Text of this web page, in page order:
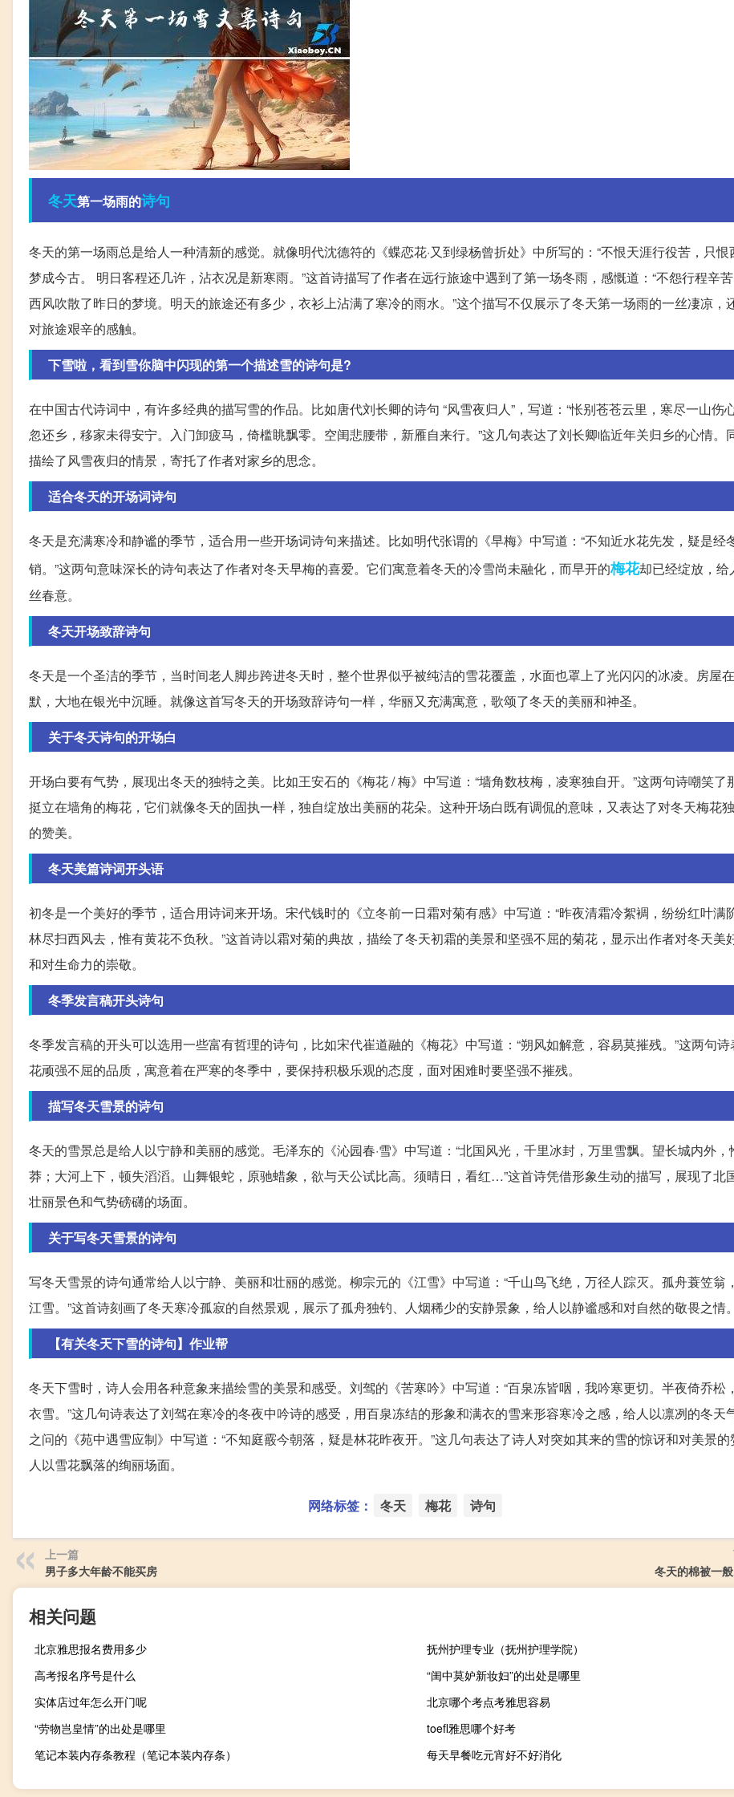
冬天第一场雨的诗句
冬天的第一场雨总是给人一种清新的感觉。就像明代沈德符的《蝶恋花·又到绿杨曾折处》中所写的：“不恨天涯行役苦，只恨
梦成今古。 明日客程还几许，沾衣况是新寒雨。”这首诗描写了作者在远行旅途中遇到了第一场冬雨，感慨道：“不怨行程辛
西风吹散了昨日的梦境。明天的旅途还有多少，衣衫上沾满了寒冷的雨水。”这个描写不仅展示了冬天第一场雨的一丝凄凉，
对旅途艰辛的感触。
下雪啦，看到雪你脑中闪现的第一个描述雪的诗句是?
在中国古代诗词中，有许多经典的描写雪的作品。比如唐代刘长卿的诗句 “风雪夜归人”，写道：“怅别苍苍云里，寒尽一山伤
忽还乡，移家未得安宁。入门卸疲马，倚槛眺飘零。空闺悲腰带，新雁自来行。”这几句表达了刘长卿临近年关归乡的心情。
描绘了风雪夜归的情景，寄托了作者对家乡的思念。
适合冬天的开场词诗句
冬天是充满寒冷和静谧的季节，适合用一些开场词诗句来描述。比如明代张谓的《早梅》中写道：“不知近水花先发，疑是经
销。”这两句意味深长的诗句表达了作者对冬天早梅的喜爱。它们寓意着冬天的冷雪尚未融化，而早开的梅花却已经绽放，给
丝春意。
冬天开场致辞诗句
冬天是一个圣洁的季节，当时间老人脚步跨进冬天时，整个世界似乎被纯洁的雪花覆盖，水面也罩上了光闪闪的冰凌。房屋
默，大地在银光中沉睡。就像这首写冬天的开场致辞诗句一样，华丽又充满寓意，歌颂了冬天的美丽和神圣。
关于冬天诗句的开场白
开场白要有气势，展现出冬天的独特之美。比如王安石的《梅花 / 梅》中写道：“墙角数枝梅，凌寒独自开。”这两句诗嘲笑了
挺立在墙角的梅花，它们就像冬天的固执一样，独自绽放出美丽的花朵。这种开场白既有调侃的意味，又表达了对冬天梅花
的赞美。
冬天美篇诗词开头语
初冬是一个美好的季节，适合用诗词来开场。宋代钱时的《立冬前一日霜对菊有感》中写道：“昨夜清霜冷絮裯，纷纷红叶满
林尽扫西风去，惟有黄花不负秋。”这首诗以霜对菊的典故，描绘了冬天初霜的美景和坚强不屈的菊花，显示出作者对冬天美
和对生命力的崇敬。
冬季发言稿开头诗句
冬季发言稿的开头可以选用一些富有哲理的诗句，比如宋代崔道融的《梅花》中写道：“朔风如解意，容易莫摧残。”这两句
花顽强不屈的品质，寓意着在严寒的冬季中，要保持积极乐观的态度，面对困难时要坚强不摧残。
描写冬天雪景的诗句
冬天的雪景总是给人以宁静和美丽的感觉。毛泽东的《沁园春·雪》中写道：“北国风光，千里冰封，万里雪飘。望长城内外，
莽；大河上下，顿失滔滔。山舞银蛇，原驰蜡象，欲与天公试比高。须晴日，看红…”这首诗凭借形象生动的描写，展现了北
壮丽景色和气势磅礴的场面。
关于写冬天雪景的诗句
写冬天雪景的诗句通常给人以宁静、美丽和壮丽的感觉。柳宗元的《江雪》中写道：“千山鸟飞绝，万径人踪灭。孤舟蓑笠翁
江雪。”这首诗刻画了冬天寒冷孤寂的自然景观，展示了孤舟独钓、人烟稀少的安静景象，给人以静谧感和对自然的敬畏之情。
【有关冬天下雪的诗句】作业帮
冬天下雪时，诗人会用各种意象来描绘雪的美景和感受。刘驾的《苦寒吟》中写道：“百泉冻皆咽，我吟寒更切。半夜倚乔松
衣雪。”这几句诗表达了刘驾在寒冷的冬夜中吟诗的感受，用百泉冻结的形象和满衣的雪来形容寒冷之感，给人以凛冽的冬天
之问的《苑中遇雪应制》中写道：“不知庭霰今朝落，疑是林花昨夜开。”这几句表达了诗人对突如其来的雪的惊讶和对美景
人以雪花飘落的绚丽场面。
网络标签： 冬天 梅花 诗句
上一篇
男子多大年龄不能买房
冬天的棉被一
相关问题
北京雅思报名费用多少
抚州护理专业（抚州护理学院）
高考报名序号是什么
“闺中莫妒新妆妇”的出处是哪里
实体店过年怎么开门呢
北京哪个考点考雅思容易
“劳物岂皇情”的出处是哪里
toefl雅思哪个好考
笔记本装内存条教程（笔记本装内存条）
每天早餐吃元宵好不好消化